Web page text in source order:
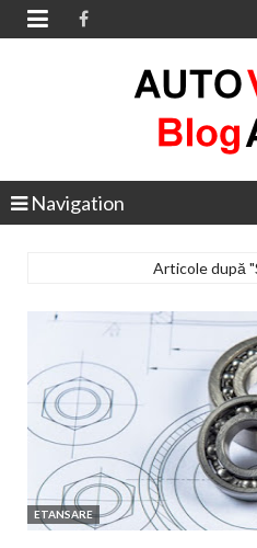

Navigation
Articole după
ETANSARE